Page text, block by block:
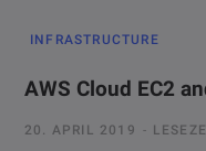
INFRASTRUCTURE
AWS Cloud EC2
20. APRIL 2019